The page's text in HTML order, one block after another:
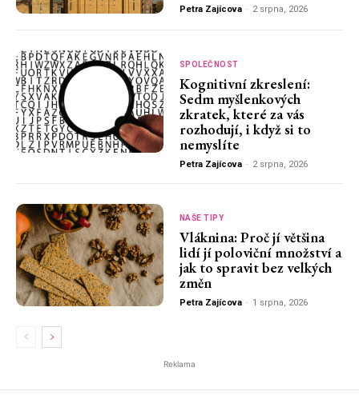
Petra Zajícova - 2 srpna, 2026
SPOLEČNOST
Kognitivní zkreslení:
Sedm myšlenkových
zkratek, které za vás
rozhodují, i když si to
nemyslíte
Petra Zajícova - 2 srpna, 2026
NAŠE TIPY
Vláknina: Proč jí většina
lidí jí poloviční množství a
jak to spravit bez velkých
změn
Petra Zajícova - 1 srpna, 2026
Reklama